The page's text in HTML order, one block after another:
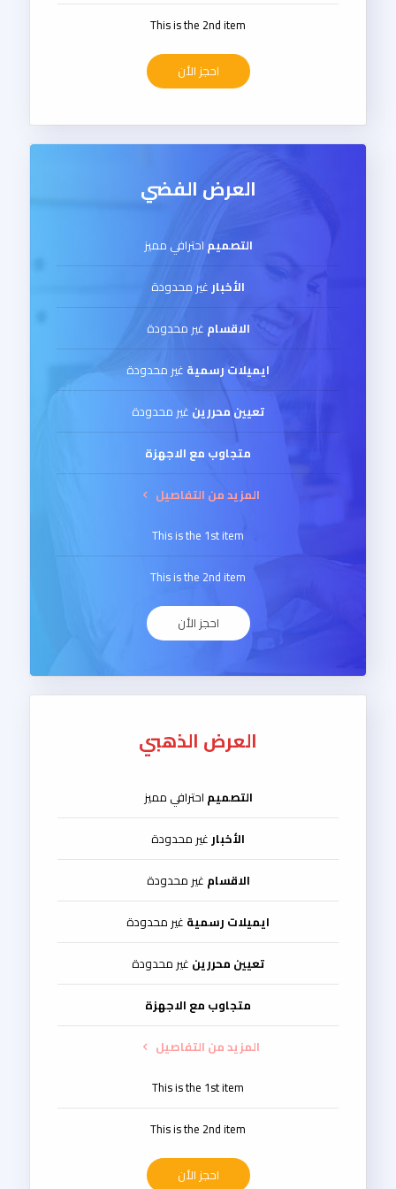
This is the 2nd item
احجز الأن
العرض الفضي
التصميم احترافي مميز
الأخبارغير محدودة
الاقسام غير محدودة
ايميلات رسمية غير محدودة
تعيين محررين غير محدودة
متجاوب مع الاجهزة
المزيد من التفاصيل
This is the 1st item
This is the 2nd item
احجز الأن
العرض الذهبي
التصميم احترافي مميز
الأخبارغير محدودة
الاقسام غير محدودة
ايميلات رسمية غير محدودة
تعيين محررين غير محدودة
متجاوب مع الاجهزة
المزيد من التفاصيل
This is the 1st item
This is the 2nd item
احجز الأن